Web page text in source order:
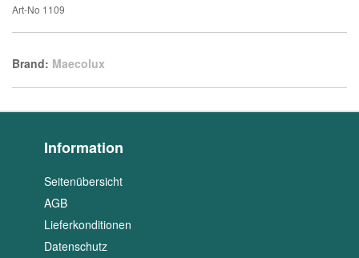
Art-No 1109
Brand: Maecolux
Information
Seitenübersicht
AGB
Lieferkonditionen
Datenschutz